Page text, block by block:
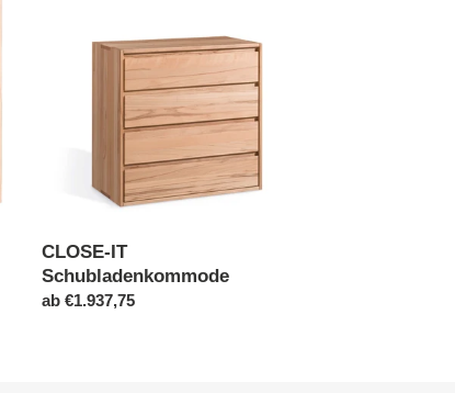
CLOSE-IT
Schubladenkommode
Normaler
ab €1.937,75